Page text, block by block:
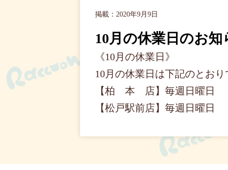
掲載：2020年9月9日
10月の休業日のお知
《10月の休業日》
10月の休業日は下記のとおり
【柏 本 店】毎週日曜日
【松戸駅前店】毎週日曜日